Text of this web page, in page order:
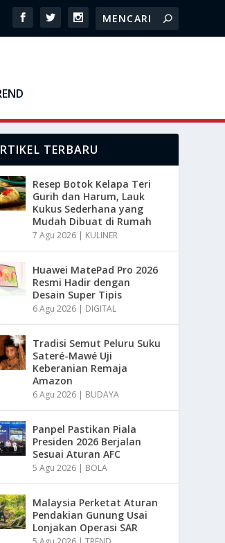
TERBARU
Resep Botok Kelapa Teri
Gurih dan Harum, Lauk
Kukus Sederhana yang
Mudah Dibuat di Rumah
7 Agu 2026 | KULINER
Huawei MatePad Pro 2026
Resmi Hadir dengan
Desain Super Tipis
6 Agu 2026 | DIGITAL
Tradisi Semut Peluru Suku
Sateré-Mawé Uji
Keberanian Remaja
Amazon
6 Agu 2026 | BUDAYA
Panpel Pastikan Piala
Presiden 2026 Berjalan
Sesuai Aturan AFC
5 Agu 2026 | BOLA
Malaysia Perketat Aturan
Pendakian Gunung Usai
Lonjakan Operasi SAR